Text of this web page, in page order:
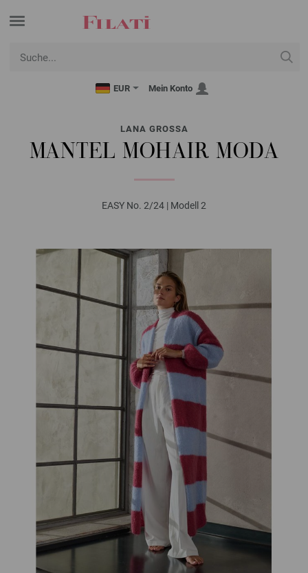
EUR Mein Konto
LANA GROSSA
MANTEL MOHAIR MODA
EASY No. 2/24 | Modell 2